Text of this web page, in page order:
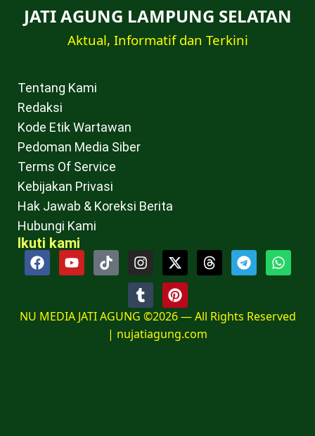
JATI AGUNG LAMPUNG SELATAN
Aktual, Informatif dan Terkini
Tentang Kami
Redaksi
Kode Etik Wartawan
Pedoman Media Siber
Terms Of Service
Kebijakan Privasi
Hak Jawab & Koreksi Berita
Hubungi Kami
Ikuti kami
NU MEDIA JATI AGUNG ©2026 — All Rights Reserved
| nujatiagung.com